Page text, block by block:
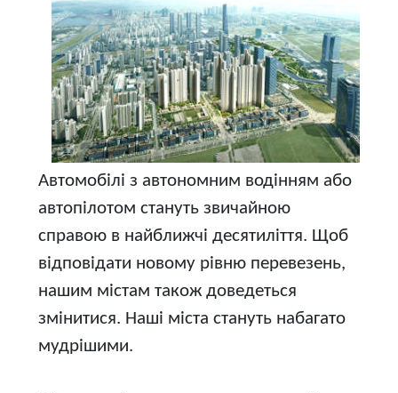
Автомобілі з автономним водінням або
автопілотом стануть звичайною
справою в найближчі десятиліття. Щоб
відповідати новому рівню перевезень,
нашим містам також доведеться
змінитися. Наші міста стануть набагато
мудрішими.